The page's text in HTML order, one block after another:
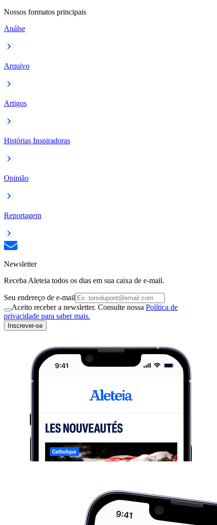
Nossos formatos principais
Análse
Arquivo
Artigos
Histórias Inspiradoras
Opinião
Reportagem
Newsletter
Receba Aleteia todos os dias em sua caixa de e-mail.
Seu endereço de e-mail
Aceito receber a newsletter. Consulte nossa Política de
privacidade para saber mais.
Inscrever-se